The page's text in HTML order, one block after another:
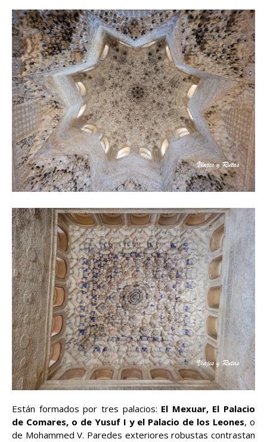
Están formados por tres palacios: El Mexuar, El Palacio
de Comares, o de Yusuf I y el Palacio de los Leones, o
de Mohammed V. Paredes exteriores robustas contrastan